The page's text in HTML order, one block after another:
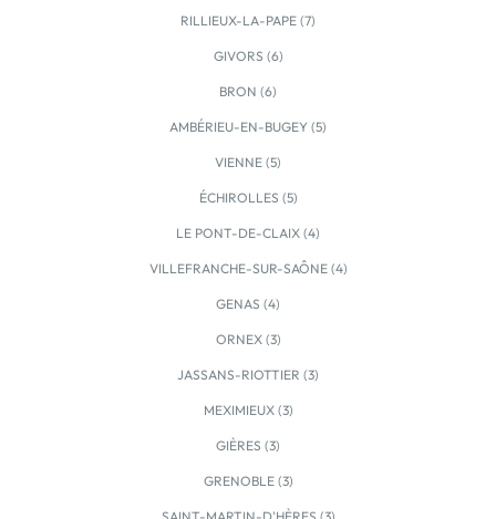
RILLIEUX-LA-PAPE (7)
GIVORS (6)
BRON (6)
AMBÉRIEU-EN-BUGEY (5)
VIENNE (5)
ÉCHIROLLES (5)
LE PONT-DE-CLAIX (4)
VILLEFRANCHE-SUR-SAÔNE (4)
GENAS (4)
ORNEX (3)
JASSANS-RIOTTIER (3)
MEXIMIEUX (3)
GIÈRES (3)
GRENOBLE (3)